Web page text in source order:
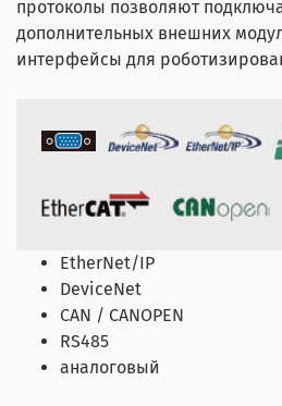
протоколы позволяют
дополнительных внешних
интерфейсы для
EtherNet/IP
DeviceNet
CAN / CANOPEN
RS485
аналоговый